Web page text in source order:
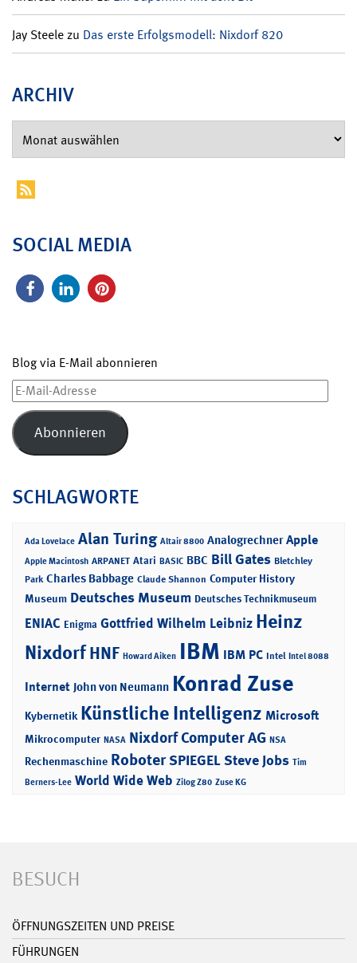
Jay Steelezu Das erste Erfolgsmodell: Nixdorf 820
ARCHIV
SOCIAL MEDIA
Blog via E-Mail abonnieren
E-
Mail-
Adresse
Abonnieren
SCHLAGWORTE
Ada Lovelace Alan Turing Altair 8800 Analogrechner Apple
Apple Macintosh ARPANET Atari BASIC BBC Bill Gates Bletchley
Park Charles Babbage Claude Shannon Computer History
Museum Deutsches Museum Deutsches Technikmuseum
ENIAC Enigma Gottfried Wilhelm Leibniz Heinz
NixdorfHNF Howard Aiken IBM IBM PC Intel Intel 8088
Internet John von Neumann Konrad Zuse
Kybernetik Künstliche Intelligenz Microsoft
Mikrocomputer NASA Nixdorf Computer AG NSA
Rechenmaschine RoboterSPIEGELSteve Jobs Tim
Berners-Lee World Wide Web Zilog Z80 Zuse KG
BESUCH
ÖFFNUNGSZEITEN UND PREISE
FÜHRUNGEN